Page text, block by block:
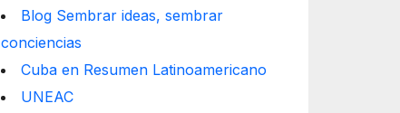
Blog Sembrar ideas, sembrar
conciencias
Cuba en Resumen Latinoamericano
UNEAC